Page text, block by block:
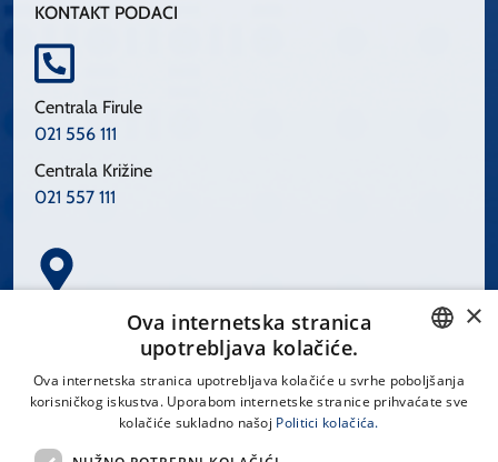
KONTAKT PODACI
Centrala Firule
021 556 111
Centrala Križine
021 557 111
Spinčićeva 1, 21000 Split
CROATIAN
×
Ova internetska stranica
upotrebljava kolačiće.
Ova internetska stranica upotrebljava kolačiće u svrhe poboljšanja
korisničkog iskustva. Uporabom internetske stranice prihvaćate sve
kolačiće sukladno našoj Politici kolačića.